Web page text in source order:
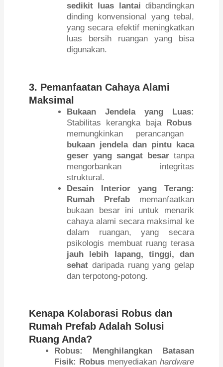
sedikit luas lantai dibandingkan
dinding konvensional yang tebal,
yang secara efektif meningkatkan
luas bersih ruangan yang bisa
digunakan.
3. Pemanfaatan Cahaya Alami
Maksimal
Bukaan Jendela yang Luas:
Stabilitas kerangka baja Robus
memungkinkan perancangan
bukaan jendela dan pintu kaca
geser yang sangat besartanpa
mengorbankan integritas
struktural.
Desain Interior yang Terang:
Rumah Prefab memanfaatkan
bukaan besar ini untuk menarik
cahaya alami secara maksimal ke
dalam ruangan, yang secara
psikologis membuat ruang terasa
jauh lebih lapang, tinggi, dan
sehat daripada ruang yang gelap
dan terpotong-potong.
Kenapa Kolaborasi Robus dan
Rumah Prefab Adalah Solusi
Ruang Anda?
Robus: Menghilangkan Batasan
Fisik: Robus menyediakan hardware